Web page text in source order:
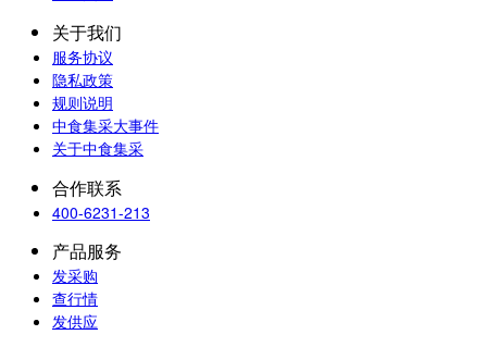
关于我们
服务协议
隐私政策
规则说明
中食集采大事件
关于中食集采
合作联系
400-6231-213
产品服务
发采购
查行情
发供应